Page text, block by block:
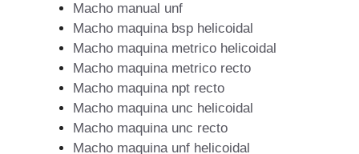
Macho manual unf
Macho maquina bsp helicoidal
Macho maquina metrico helicoidal
Macho maquina metrico recto
Macho maquina npt recto
Macho maquina unc helicoidal
Macho maquina unc recto
Macho maquina unf helicoidal